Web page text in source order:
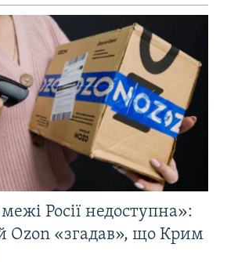
Росії недоступна»:
Ozon «згадав», що Крим